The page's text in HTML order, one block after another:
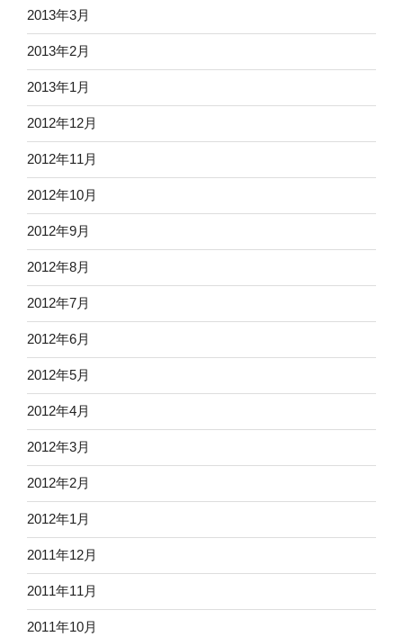
2013年3月
2013年2月
2013年1月
2012年12月
2012年11月
2012年10月
2012年9月
2012年8月
2012年7月
2012年6月
2012年5月
2012年4月
2012年3月
2012年2月
2012年1月
2011年12月
2011年11月
2011年10月